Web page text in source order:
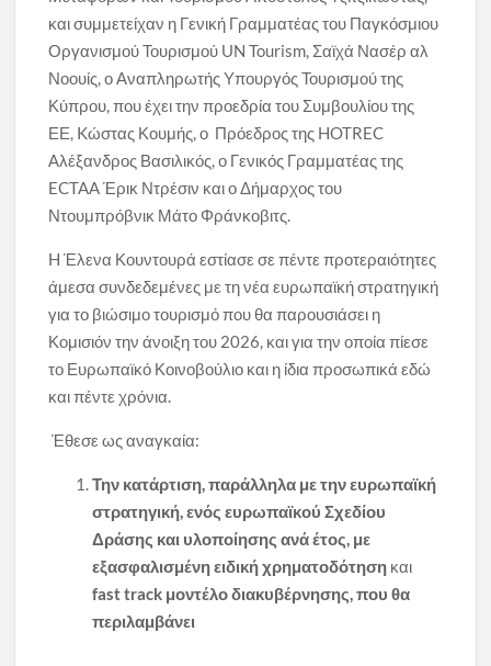
και συμμετείχαν η Γενική Γραμματέας του Παγκόσμιου
Οργανισμού Τουρισμού UN Tourism, Σαϊχά Νασέρ αλ
Νοουίς, ο Αναπληρωτής Υπουργός Τουρισμού της
Κύπρου, που έχει την προεδρία του Συμβουλίου της
ΕΕ, Kώστας Κουμής, ο Πρόεδρος της HOTREC
Αλέξανδρος Βασιλικός, ο Γενικός Γραμματέας της
ECTAA Έρικ Ντρέσιν και ο Δήμαρχος του
Ντουμπρόβνικ Μάτο Φράνκοβιτς.
H Έλενα Κουντουρά εστίασε σε πέντε προτεραιότητες
άμεσα συνδεδεμένες με τη νέα ευρωπαϊκή στρατηγική
για το βιώσιμο τουρισμό που θα παρουσιάσει η
Κομισιόν την άνοιξη του 2026, και για την οποία πίεσε
το Ευρωπαϊκό Κοινοβούλιο και η ίδια προσωπικά εδώ
και πέντε χρόνια.
Έθεσε ως αναγκαία:
Την κατάρτιση, παράλληλα με την ευρωπαϊκή
στρατηγική, ενός ευρωπαϊκού Σχεδίου
Δράσης και υλοποίησης ανά έτος, με
εξασφαλισμένη ειδική χρηματοδότηση και
fasttrack μοντέλο διακυβέρνησης, που θα
περιλαμβάνει